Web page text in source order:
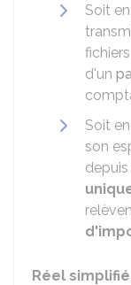
Soit en
d'un
Soit en
son
Réel